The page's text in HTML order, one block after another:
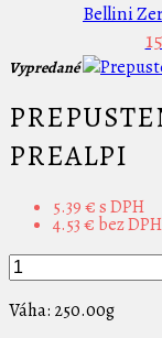
Bellini
Vypredané
PREALPI
5.39 €s DPH
4.53 € bez DPH
Váha: 250.00g